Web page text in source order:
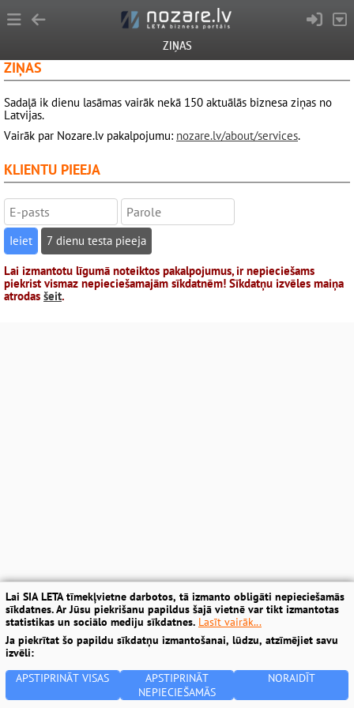
ZIŅAS
ZIŅAS
Sadaļā ik dienu lasāmas vairāk nekā 150 aktuālās biznesa ziņas no
Latvijas.
Vairāk par Nozare.lv pakalpojumu: nozare.lv/about/services.
KLIENTU PIEEJA
7 dienu testa pieeja
Lai izmantotu līgumā noteiktos pakalpojumus, ir nepieciešams
piekrist vismaz nepieciešamajām sīkdatnēm! Sīkdatņu izvēles maiņa
atrodas šeit.
Lai SIA LETA tīmekļvietne darbotos, tā izmanto obligāti nepieciešamās
sīkdatnes. Ar Jūsu piekrišanu papildus šajā vietnē var tikt izmantotas
statistikas un sociālo mediju sīkdatnes. Lasīt vairāk...
Ja piekrītat šo papildu sīkdatņu izmantošanai, lūdzu, atzīmējiet savu
izvēli:
APSTIPRINĀT VISAS
APSTIPRINĀT
NEPIECIEŠAMĀS
NORAIDĪT